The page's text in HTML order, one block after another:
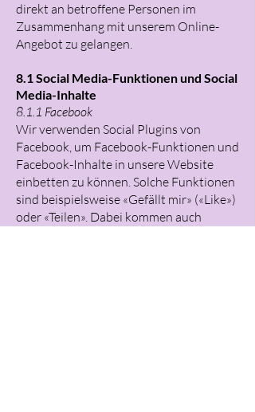
direkt an betroffene Personen im
Zusammenhang mit unserem Online-
Angebot zu gelangen.
8.1 Social Media-Funktionen und Social
Media-Inhalte
8.1.1 Facebook
Wir verwenden Social Plugins von
Facebook, um Facebook-Funktionen und
Facebook-Inhalte in unsere Website
einbetten zu können. Solche Funktionen
sind beispielsweise «Gefällt mir» («Like»)
oder «Teilen». Dabei kommen auch